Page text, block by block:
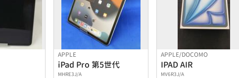
APPLE
iPad Pro 第5世代
MHRE3J/A
APPLE/DOCOMO
IPAD AIR
MV6R3J/A